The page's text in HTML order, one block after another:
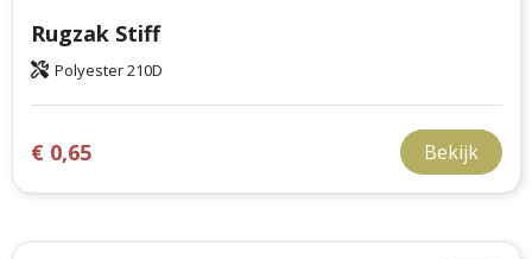
Rugzak Stiff
Polyester 210D
€ 0,65 Bekijk